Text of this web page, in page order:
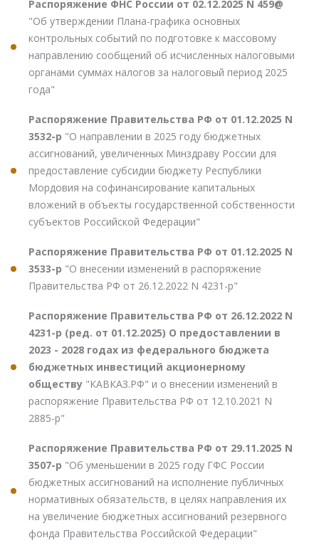
Распоряжение ФНС России от 02.12.2025 N 459@
"Об утверждении Плана-графика основных
контрольных событий по подготовке к массовому
направлению сообщений об исчисленных налоговыми
органами суммах налогов за налоговый период 2025
года"
Распоряжение Правительства РФ от 01.12.2025 N
3532-р "О направлении в 2025 году бюджетных
ассигнований, увеличенных Минздраву России для
предоставление субсидии бюджету Республики
Мордовия на софинансирование капитальных
вложений в объекты государственной собственности
субъектов Российской Федерации"
Распоряжение Правительства РФ от 01.12.2025 N
3533-р "О внесении изменений в распоряжение
Правительства РФ от 26.12.2022 N 4231-р"
Распоряжение Правительства РФ от 26.12.2022 N
4231-р (ред. от 01.12.2025) О предоставлении в
2023 - 2028 годах из федерального бюджета
бюджетных инвестиций акционерному
обществу "КАВКАЗ.РФ" и о внесении изменений в
распоряжение Правительства РФ от 12.10.2021 N
2885-р"
Распоряжение Правительства РФ от 29.11.2025 N
3507-р "Об уменьшении в 2025 году ГФС России
бюджетных ассигнований на исполнение публичных
нормативных обязательств, в целях направления их
на увеличение бюджетных ассигнований резервного
фонда Правительства Российской Федерации"